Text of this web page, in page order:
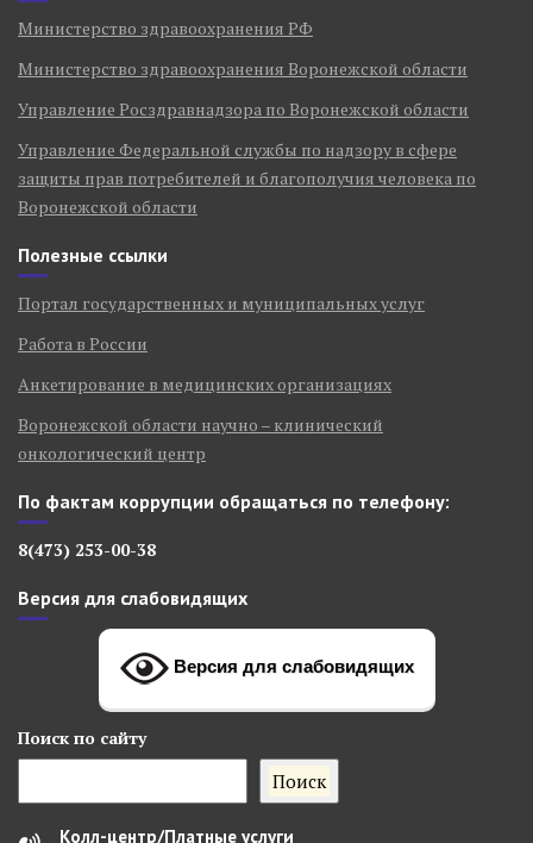
Министерство здравоохранения РФ
Министерство здравоохранения Воронежской области
Управление Росздравнадзора по Воронежской области
Управление Федеральной службы по надзору в сфере
защиты прав потребителей и благополучия человека по
Воронежской области
Полезные ссылки
Портал государственных и муниципальных услуг
Работа в России
Анкетирование в медицинских организациях
Воронежской области научно – клинический
онкологический центр
По фактам коррупции обращаться по телефону:
8(473) 253-00-38
Версия для слабовидящих
Версия для слабовидящих
Поиск по сайту
Поиск
Колл-центр/Платные услуги